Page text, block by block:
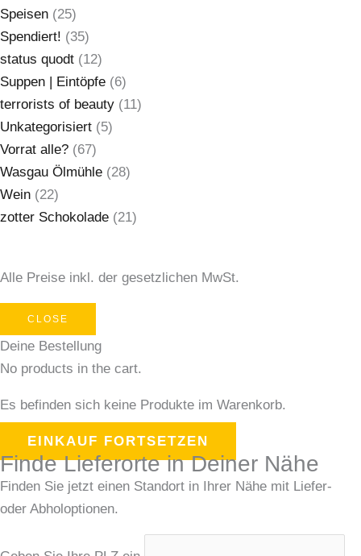
Speisen (25)
Spendiert! (35)
status quodt (12)
Suppen | Eintöpfe (6)
terrorists of beauty (11)
Unkategorisiert (5)
Vorrat alle? (67)
Wasgau Ölmühle (28)
Wein (22)
zotter Schokolade (21)
Alle Preise inkl. der gesetzlichen MwSt.
CLOSE
Deine Bestellung
No products in the cart.
Es befinden sich keine Produkte im Warenkorb.
EINKAUF FORTSETZEN
Finde Lieferorte in Deiner Nähe
Finden Sie jetzt einen Standort in Ihrer Nähe mit Liefer-
oder Abholoptionen.